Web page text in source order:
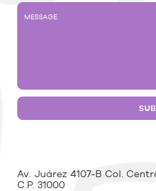
Av. Juárez 4107-B Col.
C.P. 31000